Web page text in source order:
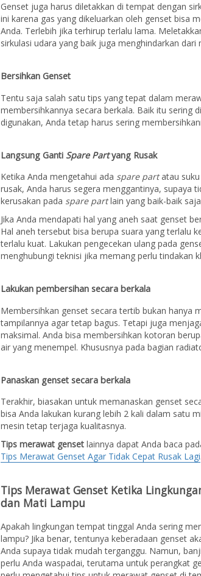
Genset juga harus diletakkan di tempat dengan
ini karena gas yang dikeluarkan oleh genset bisa
Anda. Terlebih jika terhirup terlalu lama.
sirkulasi udara yang baik juga menghindarkan dari
Bersihkan Genset
Tentu saja salah satu tips yang tepat dalam
membersihkannya secara berkala. Baik itu sering
digunakan, Anda tetap harus sering
Langsung Ganti Spare Partyang Rusak
Ketika Anda mengetahui ada spare partatau suku
rusak, Anda harus segera menggantinya, supaya
kerusakan pada spare partlain yang baik-baik
Jika Anda mendapati hal yang aneh saat genset
Hal aneh tersebut bisa berupa suara yang terlalu
terlalu kuat. Lakukan pengecekan ulang pada
menghubungi teknisi jika memang perlu tindakan
Lakukan pembersihan secara berkala
Membersihkan genset secara tertib bukan hanya
tampilannya agar tetap bagus. Tetapi juga
maksimal. Anda bisa membersihkan kotoran
air yang menempel. Khususnya pada bagian
Panaskan genset secara berkala
Terakhir, biasakan untuk memanaskan genset
bisa Anda lakukan kurang lebih 2 kali dalam satu
mesin tetap terjaga kualitasnya.
Tips merawat genset lainnya dapat Anda baca
Tips Merawat Genset Agar Tidak Cepat Rusak Lagi
Tips Merawat Genset Ketika
dan Mati Lampu
Apakah lingkungan tempat tinggal Anda sering
lampu? Jika benar, tentunya keberadaan genset
Anda supaya tidak mudah terganggu. Namun,
perlu Anda waspadai, terutama untuk perangkat